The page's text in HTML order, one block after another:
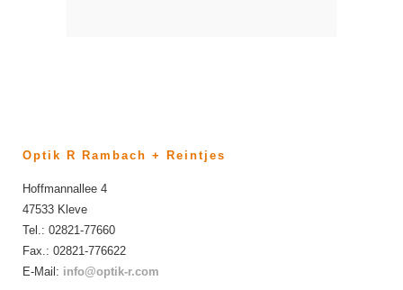
Optik R Rambach + Reintjes
Hoffmannallee 4
47533 Kleve
Tel.: 02821-77660
Fax.: 02821-776622
E-Mail: info@optik-r.com